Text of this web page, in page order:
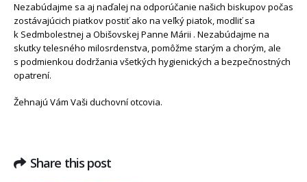
Nezabúdajme sa aj naďalej na odporúčanie našich biskupov počas
zostávajúcich piatkov postiť ako na veľký piatok, modliť sa
k Sedmbolestnej a Obišovskej Panne Márii . Nezabúdajme na
skutky telesného milosrdenstva, pomôžme starým a chorým, ale
s podmienkou dodržania všetkých hygienických a bezpečnostných
opatrení.
Žehnajú Vám Vaši duchovní otcovia.
Share this post